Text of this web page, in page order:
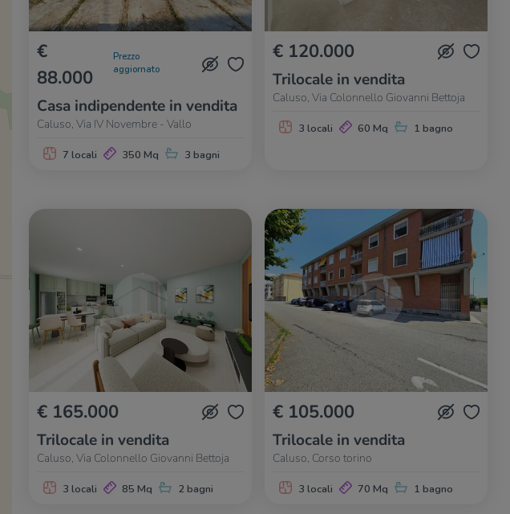
€
88.000
Prezzo
aggiornato
Casa indipendente in vendita
Caluso, Via IV Novembre - Vallo
7 locali 350 Mq 3 bagni
€ 120.000
Trilocale in vendita
Caluso, Via Colonnello Giovanni Bettoja
3 locali 60 Mq 1 bagno
€ 165.000
Trilocale in vendita
Caluso, Via Colonnello Giovanni Bettoja
3 locali 85 Mq 2 bagni
€ 105.000
Trilocale in vendita
Caluso, Corso torino
3 locali 70 Mq 1 bagno